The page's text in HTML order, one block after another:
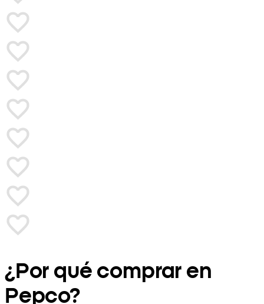
¿Por qué comprar en
Pepco?